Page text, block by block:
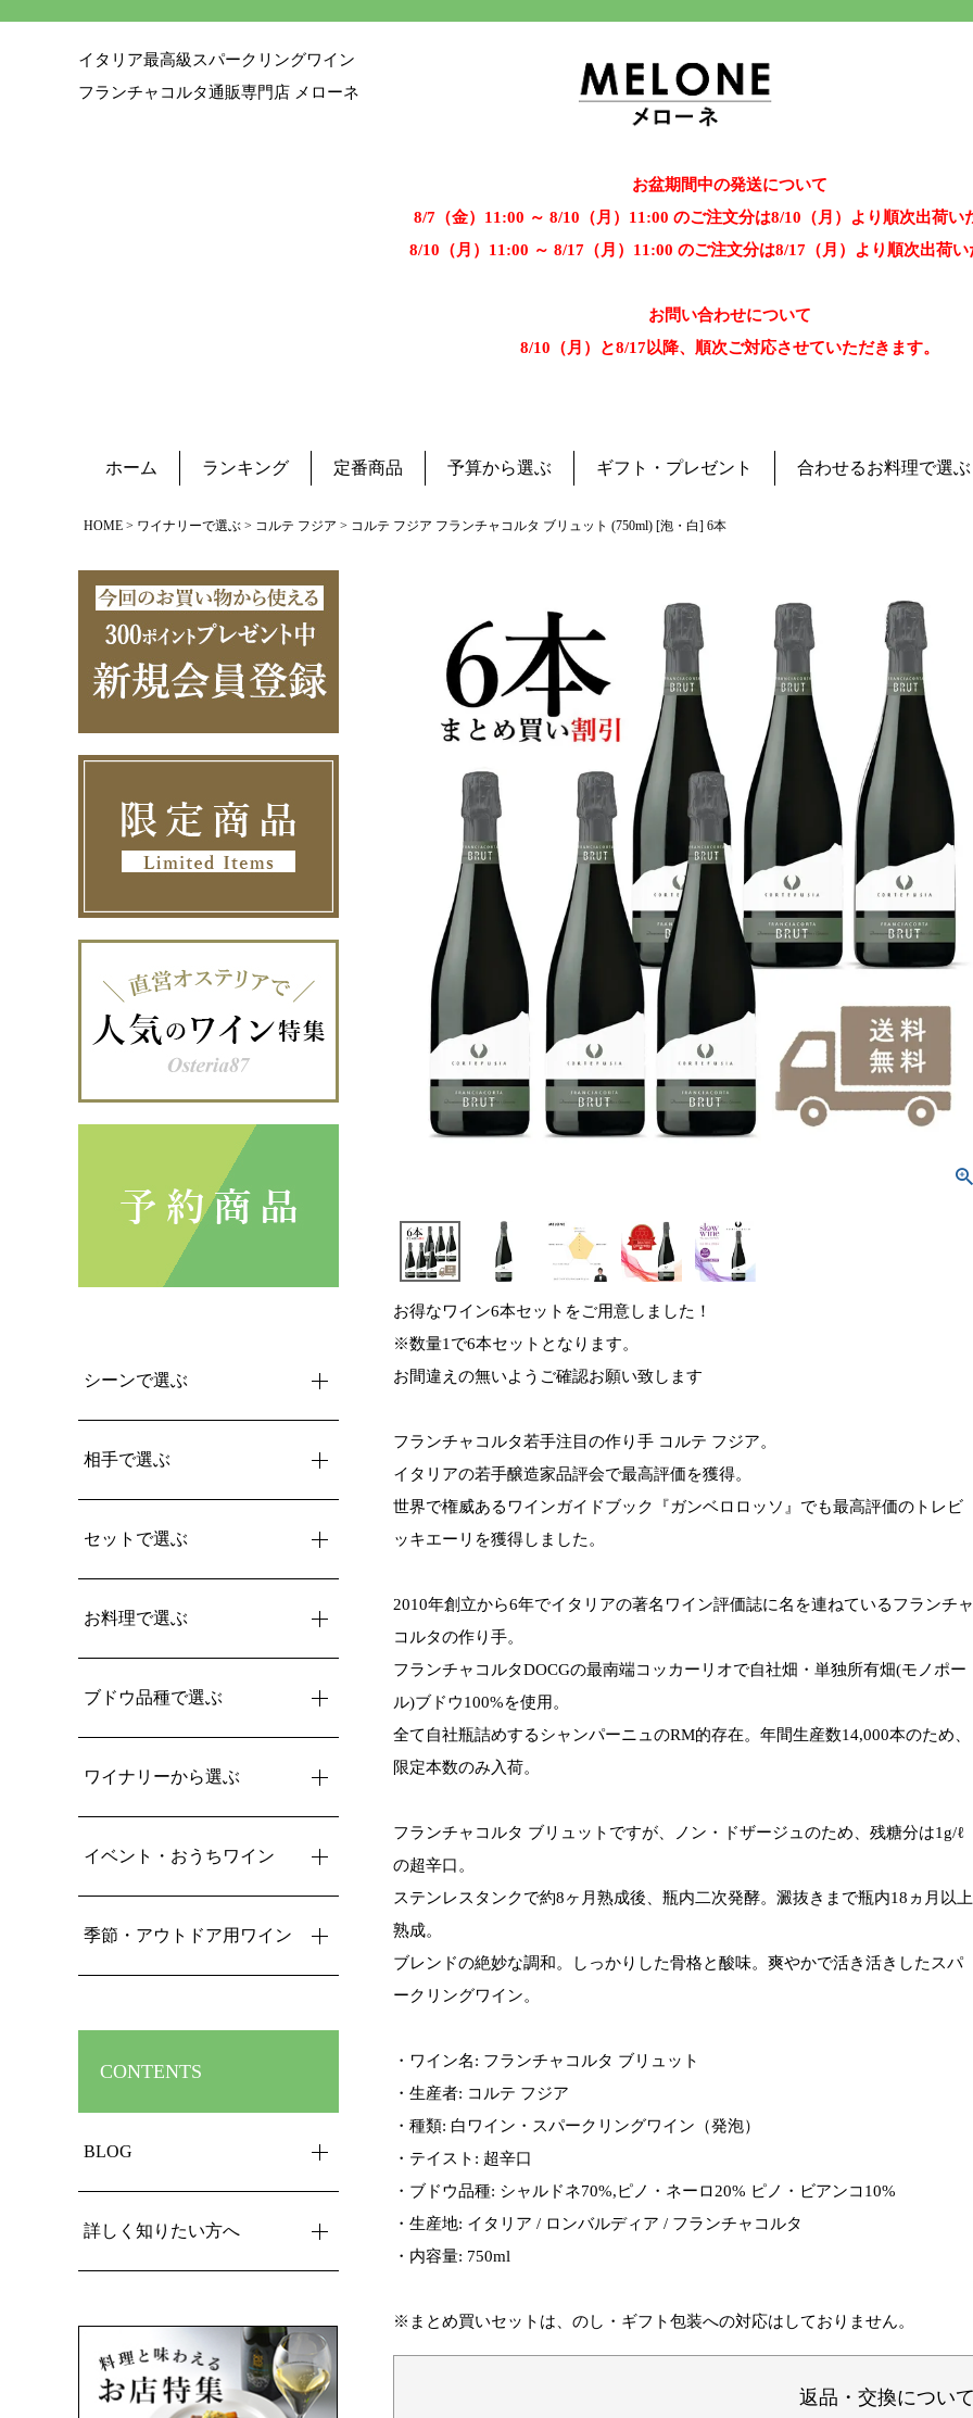
イタリア最高級スパークリングワイン
フランチャコルタ通販専門店 メローネ
お盆期間中の発送について
8/7（金）11:00 ～ 8/10（月）11:00 のご注文分は8/10（月）より順次出荷い
8/10（月）11:00 ～ 8/17（月）11:00 のご注文分は8/17（月）より順次出荷
お問い合わせについて
8/10（月）と8/17以降、順次ご対応させていただきます。
ホーム ランキング 定番商品 予算から選ぶ ギフト・プレゼント 合わせるお料理で選ぶ
HOME ワイナリーで選ぶ コルテ フジア コルテ フジア フランチャコルタ ブリュット (750ml) [泡・白] 6本
シーンで選ぶ
相手で選ぶ
セットで選ぶ
お料理で選ぶ
ブドウ品種で選ぶ
ワイナリーから選ぶ
イベント・おうちワイン
季節・アウトドア用ワイン
CONTENTS
BLOG
詳しく知りたい方へ
お得なワイン6本セットをご用意しました！
※数量1で6本セットとなります。
お間違えの無いようご確認お願い致します
フランチャコルタ若手注目の作り手 コルテ フジア。
イタリアの若手醸造家品評会で最高評価を獲得。
世界で権威あるワインガイドブック『ガンベロロッソ』でも最高評価のトレビ
ッキエーリを獲得しました。
2010年創立から6年でイタリアの著名ワイン評価誌に名を連ねているフランチャ
コルタの作り手。
フランチャコルタDOCGの最南端コッカーリオで自社畑・単独所有畑(モノポー
ル)ブドウ100%を使用。
全て自社瓶詰めするシャンパーニュのRM的存在。年間生産数14,000本のため、
限定本数のみ入荷。
フランチャコルタ ブリュットですが、ノン・ドザージュのため、残糖分は1g/ℓ
の超辛口。
ステンレスタンクで約8ヶ月熟成後、瓶内二次発酵。澱抜きまで瓶内18ヵ月以上
熟成。
ブレンドの絶妙な調和。しっかりした骨格と酸味。爽やかで活き活きしたスパ
ークリングワイン。
・ワイン名: フランチャコルタ ブリュット
・生産者: コルテ フジア
・種類: 白ワイン・スパークリングワイン（発泡）
・テイスト: 超辛口
・ブドウ品種: シャルドネ70%,ピノ・ネーロ20% ピノ・ビアンコ10%
・生産地: イタリア / ロンバルディア / フランチャコルタ
・内容量: 750ml
※まとめ買いセットは、のし・ギフト包装への対応はしておりません。
返品・交換につい